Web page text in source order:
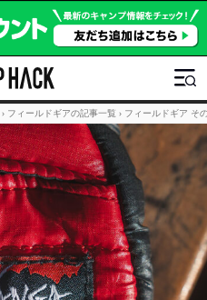
› フィールドギアの記事一覧 › フィールドギア そ